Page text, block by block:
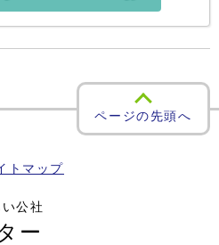
ページの先頭へ
トマップ
公社
ー